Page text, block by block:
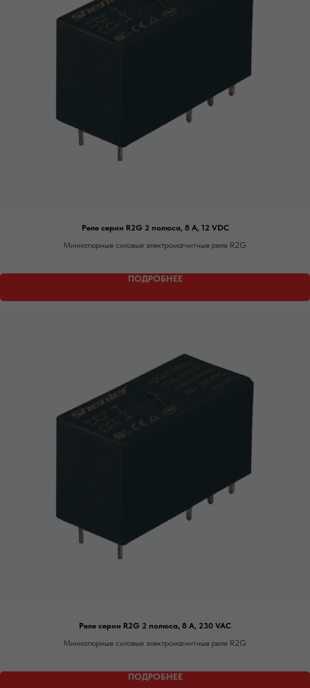
Реле серии R2G 2 полюса, 8 А, 12 VDC
Миниатюрные силовые электромагнитные реле R2G
ПОДРОБНЕЕ
Реле серии R2G 2 полюса, 8 А, 230 VAC
Миниатюрные силовые электромагнитные реле R2G
ПОДРОБНЕЕ